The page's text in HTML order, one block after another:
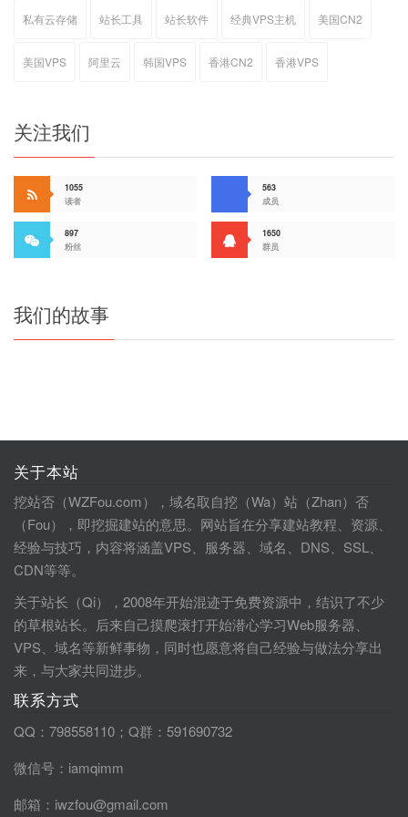
私有云存储 站长工具 站长软件 经典VPS主机 美国CN2
美国VPS 阿里云 韩国VPS 香港CN2 香港VPS
关注我们
1055
读者
563
成员
897
粉丝
1650
群员
我们的故事
关于本站
挖站否（WZFou.com），域名取自挖（Wa）站（Zhan）否
（Fou），即挖掘建站的意思。网站旨在分享建站教程、资源、
经验与技巧，内容将涵盖VPS、服务器、域名、DNS、SSL、
CDN等等。
关于站长（Qi），2008年开始混迹于免费资源中，结识了不少
的草根站长。后来自己摸爬滚打开始潜心学习Web服务器、
VPS、域名等新鲜事物，同时也愿意将自己经验与做法分享出
来，与大家共同进步。
联系方式
QQ：798558110；Q群：591690732
微信号：iamqimm
邮箱：iwzfou@gmail.com